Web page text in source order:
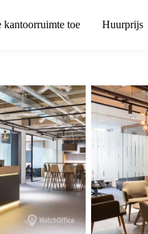
kantoorruimte toe Huurprijs